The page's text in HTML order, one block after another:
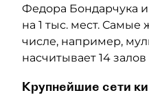
Федора Бондарчука
на 1 тыс. мест.
числе, например,
насчитывает 14 залов
Крупнейшие сети